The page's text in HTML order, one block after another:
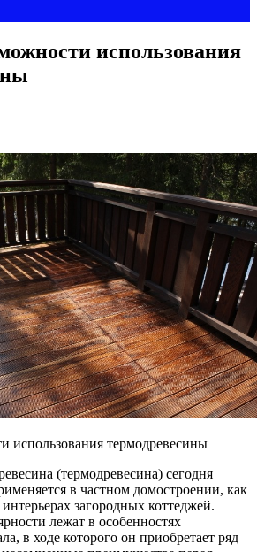
использования
использования термодревесины
(термодревесина) сегодня
в частном домостроении, как
загородных коттеджей.
лежат в особенностях
в ходе которого он приобретает ряд